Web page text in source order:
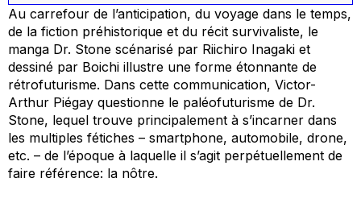
Au carrefour de l’anticipation, du voyage dans le temps,
de la fiction préhistorique et du récit survivaliste, le
manga Dr. Stone scénarisé par Riichiro Inagaki et
dessiné par Boichi illustre une forme étonnante de
rétrofuturisme. Dans cette communication, Victor-
Arthur Piégay questionne le paléofuturisme de Dr.
Stone, lequel trouve principalement à s’incarner dans
les multiples fétiches – smartphone, automobile, drone,
etc. – de l’époque à laquelle il s’agit perpétuellement de
faire référence: la nôtre.